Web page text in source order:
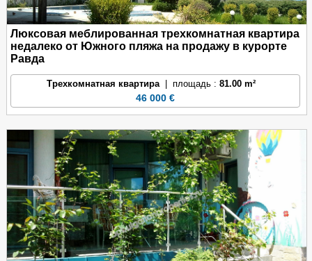
Люксовая меблированная трехкомнатная квартира
недалеко от Южного пляжа на продажу в курорте
Равда
Трехкомнатная квартира| площадь :81.00 m²
46 000 €